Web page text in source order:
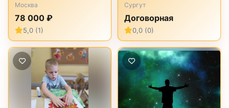
Москва
78 000 ₽
5,0 (1)
Сургут
Договорная
0,0 (0)